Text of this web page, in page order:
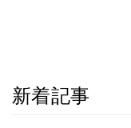
新着記事